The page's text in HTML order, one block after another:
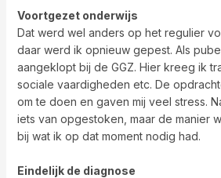
Voortgezet onderwijs
Dat werd wel anders op het regulier
daar werd ik opnieuw gepest. Als
aangeklopt bij de GGZ. Hier kreeg ik
sociale vaardigheden etc. De
om te doen en gaven mij veel stress.
iets van opgestoken, maar de manier
bij wat ik op dat moment nodig had.
Eindelijk de diagnose